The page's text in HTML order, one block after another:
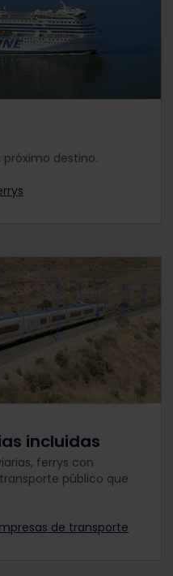
destino.
incluidas
ferrys con
público que
de transporte